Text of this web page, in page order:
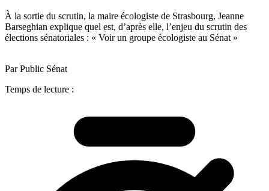
À la sortie du scrutin, la maire écologiste de Strasbourg, Jeanne
Barseghian explique quel est, d’après elle, l’enjeu du scrutin des
élections sénatoriales : « Voir un groupe écologiste au Sénat »
Par Public Sénat
Temps de lecture :